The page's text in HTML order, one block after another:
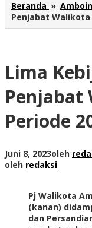
Beranda »
Penjabat Walikota
Lima
Penjabat
Periode
Juni 8, 2023oleh
oleh redaksi
Pj Walikota
(kanan)
dan